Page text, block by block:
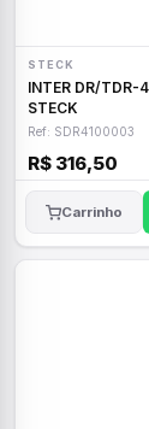
STECK
INTER DR/TDR-4P 100AMP
STECK
Ref: SDR4100003
R$ 316,50
Carrinho